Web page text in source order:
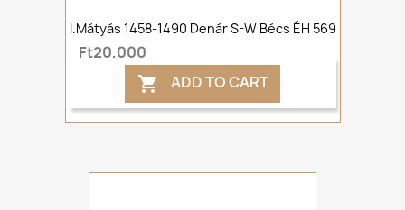
I.Mátyás 1458-1490 Denár S-W Bécs ÉH 569
Ft20,000
 ADD TO CART